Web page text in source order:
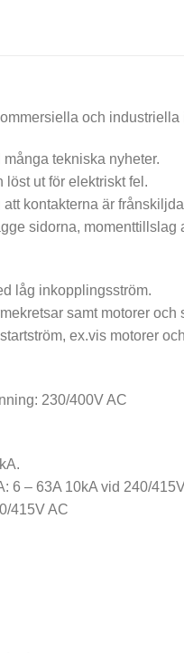
och industriella
tekniska nyheter.
ut för elektriskt fel.
kontakterna är frånskiljda
sidorna,
låg inkopplingsström.
samt motorer
ex.vis motorer
230/400V AC
6 – 63A 10kA vid 240/
415V AC